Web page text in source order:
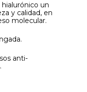
un
y calidad, en
molecular.
anti-